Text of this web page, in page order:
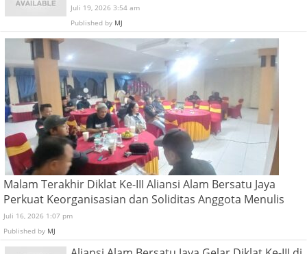
Juli 19, 2026 3:54 am
Published by MJ
Malam Terakhir Diklat Ke-III Aliansi Alam Bersatu Jaya
Perkuat Keorganisasian dan Soliditas Anggota Menulis
Juli 16, 2026 1:07 pm
Published by MJ